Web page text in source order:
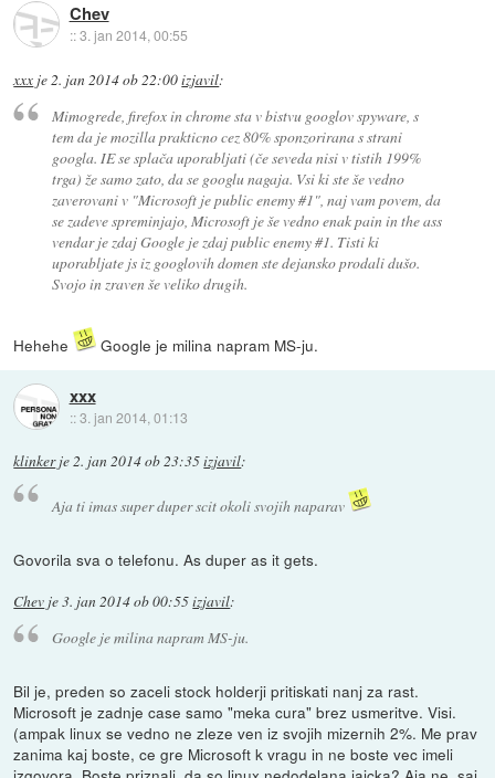
Chev
::3. jan 2014, 00:55
xxx je2. jan 2014 ob 22:00izjavil:
Mimogrede, firefox in chrome sta v bistvu googlov spyware, s
tem da je mozilla prakticno cez 80% sponzorirana s strani
googla. IE se splača uporabljati (če seveda nisi v tistih 199%
trga) že samo zato, da se googlu nagaja. Vsi ki ste še vedno
zaverovani v "Microsoft je public enemy #1", naj vam povem, da
se zadeve spreminjajo, Microsoft je še vedno enak pain in the ass
vendar je zdaj Google je zdaj public enemy #1. Tisti ki
uporabljate js iz googlovih domen ste dejansko prodali dušo.
Svojo in zraven še veliko drugih.
Hehehe Google je milina napram MS-ju.
xxx
::3. jan 2014, 01:13
klinkerje2. jan 2014 ob 23:35izjavil:
Aja ti imas super duper scit okoli svojih naparav
Govorila sva o telefonu. As duper as it gets.
Chev je3. jan 2014 ob 00:55izjavil:
Google je milina napram MS-ju.
Bil je, preden so zaceli stock holderji pritiskati nanj za rast.
Microsoft je zadnje case samo "meka cura" brez usmeritve. Visi.
(ampak linux se vedno ne zleze ven iz svojih mizernih 2%. Me prav
zanima kaj boste, ce gre Microsoft k vragu in ne boste vec imeli